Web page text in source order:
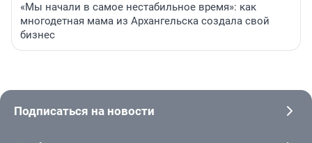
«Мы начали в самое нестабильное время»: как
многодетная мама из Архангельска создала свой
бизнес
Подписаться на новости